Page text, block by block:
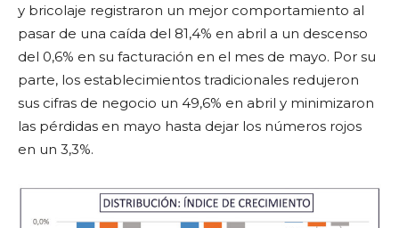
y bricolaje registraron un mejor comportamiento al
pasar de una caída del 81,4% en abril a un descenso
del 0,6% en su facturación en el mes de mayo. Por su
parte, los establecimientos tradicionales redujeron
sus cifras de negocio un 49,6% en abril y minimizaron
las pérdidas en mayo hasta dejar los números rojos
en un 3,3%.